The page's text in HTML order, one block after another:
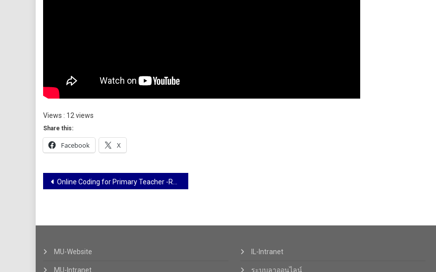
Views : 12 views
Share this:
Facebook X
Online Coding for Primary Teacher -Robotic Friend-
MU-Website
MU-Intranet
IL-Intranet
ระบบลาออนไลน์